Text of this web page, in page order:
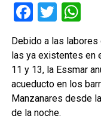
Facebook
Debido a las
las ya existentes en
11 y 13, la Essmar
acueducto en los
Manzanares desde
de la noche.